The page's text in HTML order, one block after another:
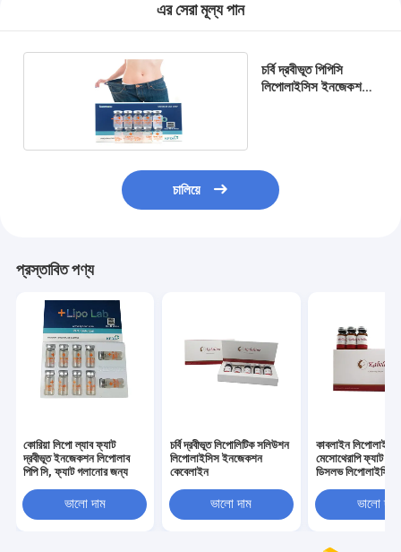
এর সেরা মূল্য পান
চর্বি দ্রবীভূত পিপিসি
লিপোলাইসিস ইনজেকশন
চালিয়ে
প্রস্তাবিত পণ্য
কোরিয়া লিপো ল্যাব ফ্যাট
দ্রবীভূত ইনজেকশন লিপোলাব
পিপি সি, ফ্যাট গলানোর জন্য
ভালো দাম
চর্বি দ্রবীভূত লিপোলিটিক সলিউশন
লিপোলাইসিস ইনজেকশন
কেবেলাইন
ভালো দাম
কাবলাইন
মেসোথেরাপি ফ্যাট
ডিসলভ লিপোলাইসিস
ভালো দাম